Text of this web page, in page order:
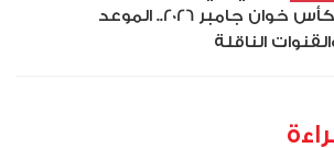
بكأس خوان جامبر 2026.. الموعد
الناقلة